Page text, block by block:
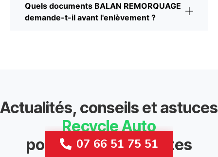
Quels documents BALAN REMORQUAGE
demande-t-il avant l'enlèvement ?
Actualités, conseils et astuces
Recycle Auto
pour les automobilistes
07 66 51 75 51